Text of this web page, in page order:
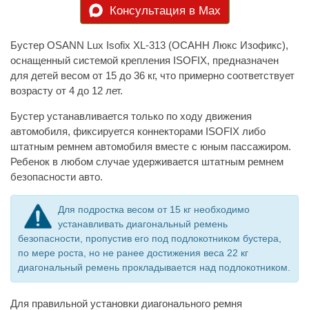
Консультация в Max
Бустер OSANN Lux Isofix XL-313 (ОСАНН Люкс Изофикс),
оснащенный системой крепления ISOFIX, предназначен
для детей весом от 15 до 36 кг, что примерно соответствует
возрасту от 4 до 12 лет.
Бустер устанавливается только по ходу движения
автомобиля, фиксируется коннекторами ISOFIX либо
штатным ремнем автомобиля вместе с юным пассажиром.
Ребенок в любом случае удерживается штатным ремнем
безопасности авто.
Для подростка весом от 15 кг необходимо
устанавливать диагональный ремень
безопасности, пропустив его под подлокотником бустера,
по мере роста, но не ранее достижения веса 22 кг
диагональный ремень прокладывается над подлокотником.
Для правильной установки диагонального ремня